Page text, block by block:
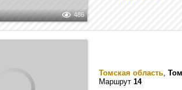
486
Томская область,
Маршрут 14